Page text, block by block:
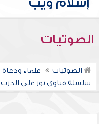
الصوتيات
الصوتيات علماء ودعاة
سلسلة فتاوى نور على الدرب